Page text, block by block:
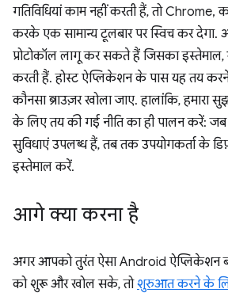
गतिविधियां काम नहीं करती हैं, तो
करके एक सामान्य टूलबार पर स्विच कर देगा.
प्रोटोकॉल लागू कर सकते हैं जिसका इस्तेमाल,
करती हैं. होस्ट ऐप्लिकेशन के पास यह तय
कौनसा ब्राउज़र खोला जाए. हालांकि,
के लिए तय की गई नीति का ही पालन करें: जब
सुविधाएं उपलब्ध हैं, तब तक उपयोगकर्ता के
इस्तेमाल करें.
आगे क्या करना है
अगर आपको तुरंत ऐसा Android ऐप्लिकेशन
को शुरू और खोल सके, तोशुरुआत करने के